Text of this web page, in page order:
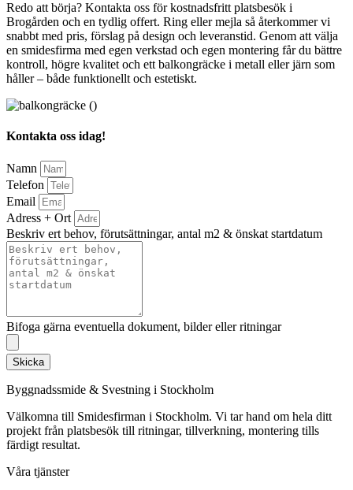
Redo att börja? Kontakta oss för kostnadsfritt platsbesök i
Brogården och en tydlig offert. Ring eller mejla så återkommer vi
snabbt med pris, förslag på design och leveranstid. Genom att välja
en smidesfirma med egen verkstad och egen montering får du bättre
kontroll, högre kvalitet och ett balkongräcke i metall eller järn som
håller – både funktionellt och estetiskt.
Kontakta oss idag!
Namn
Telefon
Email
Adress + Ort
Beskriv ert behov, förutsättningar, antal m2 & önskat startdatum
Bifoga gärna eventuella dokument, bilder eller ritningar
Skicka
Byggnadssmide & Svestning i Stockholm
Välkomna till Smidesfirman i Stockholm. Vi tar hand om hela ditt
projekt från platsbesök till ritningar, tillverkning, montering tills
färdigt resultat.
Våra tjänster